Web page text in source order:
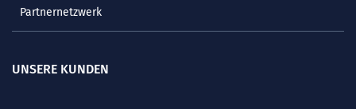
Partnernetzwerk
UNSERE KUNDEN